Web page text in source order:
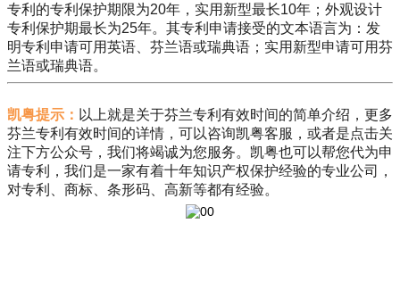
专利的专利保护期限为20年，实用新型最长10年；外观设计
专利保护期最长为25年。其专利申请接受的文本语言为：发
明专利申请可用英语、芬兰语或瑞典语；实用新型申请可用芬
兰语或瑞典语。
凯粤提示： 以上就是关于芬兰专利有效时间的简单介绍，更多
芬兰专利有效时间的详情，可以咨询凯粤客服，或者是点击关
注下方公众号，我们将竭诚为您服务。凯粤也可以帮您代为申
请专利，我们是一家有着十年知识产权保护经验的专业公司，
对专利、商标、条形码、高新等都有经验。